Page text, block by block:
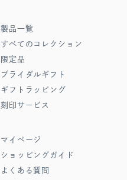
製品一覧
すべてのコレクション
限定品
ブライダルギフト
ギフトラッピング
刻印サービス
マイページ
ショッピングガイド
よくある質問